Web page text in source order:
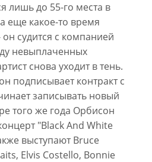
лишь до 55-го места в
какое-то время
судится с компанией
невыплаченных
снова уходит в тень.
подписывает контракт с
записывать новый
того же года Орбисон
"Black And White
выступают Вruce
Elvis Costello, Bonnie